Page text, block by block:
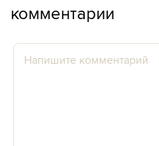
комментарии